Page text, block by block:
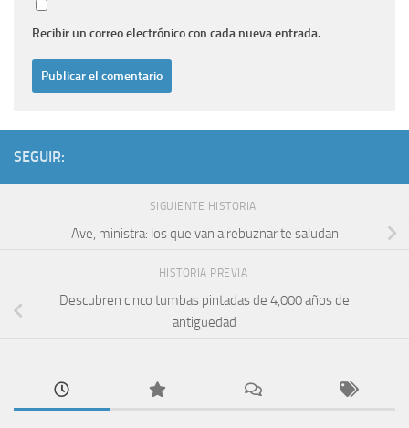
Recibir un correo electrónico con cada nueva entrada.
SEGUIR:
SIGUIENTE HISTORIA
Ave, ministra: los que van a rebuznar te saludan
HISTORIA PREVIA
Descubren cinco tumbas pintadas de 4,000 años de
antigüedad